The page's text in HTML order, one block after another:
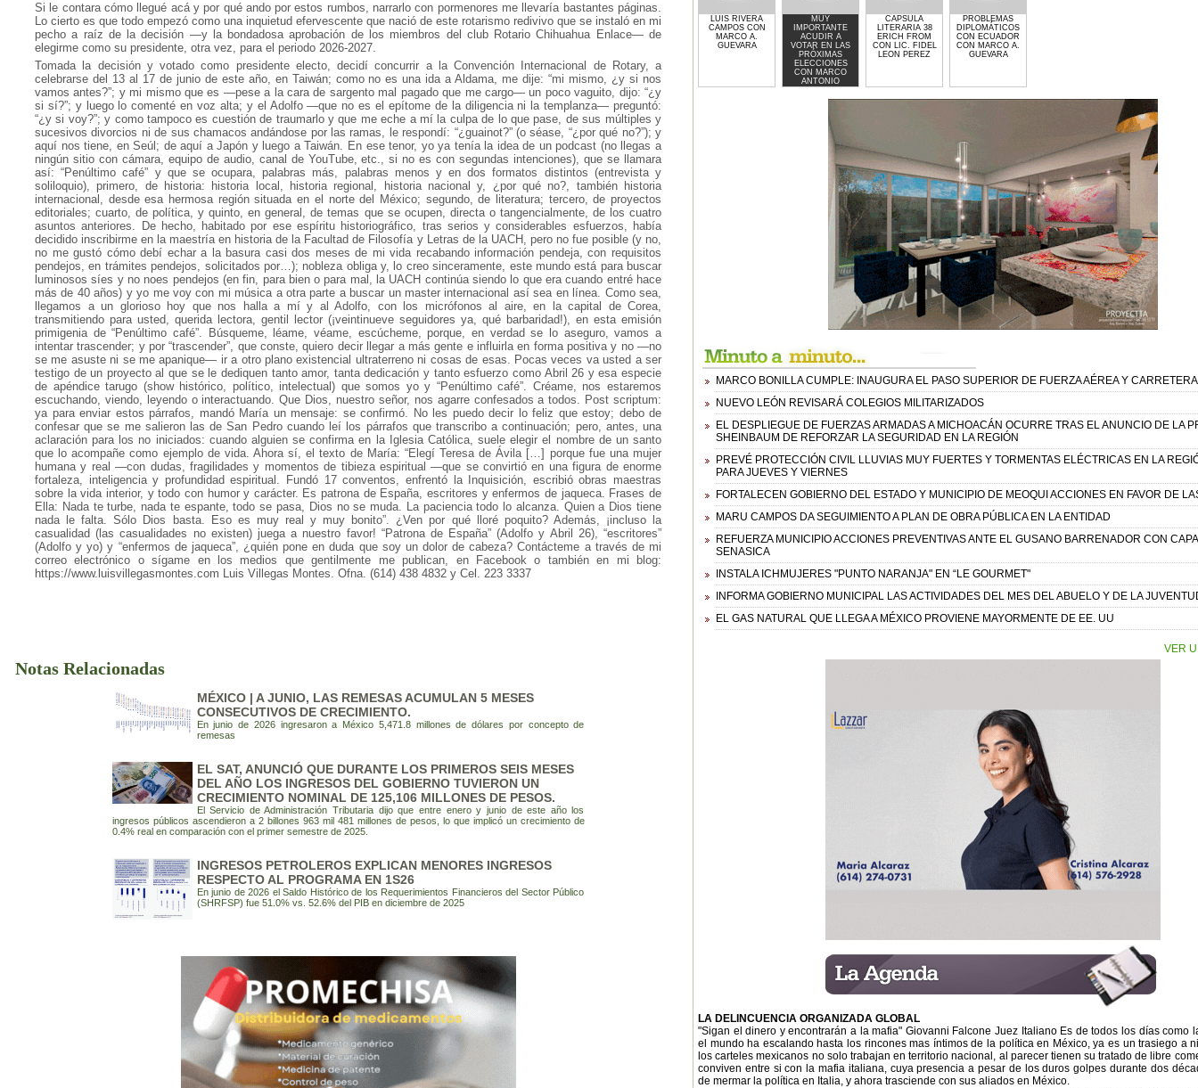
Si le contara cómo llegué acá y por qué ando por estos rumbos, narrarlo con pormenores me llevaría bastantes páginas.
Lo cierto es que todo empezó como una inquietud efervescente que nació de este rotarismo redivivo que se instaló en mi
pecho a raíz de la decisión —y la bondadosa aprobación de los miembros del club Rotario Chihuahua Enlace— de
elegirme como su presidente, otra vez, para el periodo 2026-2027.
Tomada la decisión y votado como presidente electo, decidí concurrir a la Convención Internacional de Rotary, a
celebrarse del 13 al 17 de junio de este año, en Taiwán; como no es una ida a Aldama, me dije: “mi mismo, ¿y si nos
vamos antes?”; y mi mismo que es —pese a la cara de sargento mal pagado que me cargo— un poco vaguito, dijo: “¿y
si sí?”; y luego lo comenté en voz alta; y el Adolfo —que no es el epítome de la diligencia ni la templanza— preguntó:
“¿y si voy?”; y como tampoco es cuestión de traumarlo y que me eche a mí la culpa de lo que pase, de sus múltiples y
sucesivos divorcios ni de sus chamacos andándose por las ramas, le respondí: “¿guainot?” (o séase, “¿por qué no?”); y
aquí nos tiene, en Seúl; de aquí a Japón y luego a Taiwán. En ese tenor, yo ya tenía la idea de un podcast (no llegas a
ningún sitio con cámara, equipo de audio, canal de YouTube, etc., si no es con segundas intenciones), que se llamara
así: “Penúltimo café” y que se ocupara, palabras más, palabras menos y en dos formatos distintos (entrevista y
soliloquio), primero, de historia: historia local, historia regional, historia nacional y, ¿por qué no?, también historia
internacional, desde esa hermosa región situada en el norte del México; segundo, de literatura; tercero, de proyectos
editoriales; cuarto, de política, y quinto, en general, de temas que se ocupen, directa o tangencialmente, de los cuatro
asuntos anteriores. De hecho, habitado por ese espíritu historiográfico, tras serios y considerables esfuerzos, había
decidido inscribirme en la maestría en historia de la Facultad de Filosofía y Letras de la UACH, pero no fue posible (y no,
no me gustó cómo debí echar a la basura casi dos meses de mi vida recabando información pendeja, con requisitos
pendejos, en trámites pendejos, solicitados por…); nobleza obliga y, lo creo sinceramente, este mundo está para buscar
luminosos síes y no noes pendejos (en fin, para bien o para mal, la UACH continúa siendo lo que era cuando entré hace
más de 40 años) y yo me voy con mi música a otra parte a buscar un master internacional así sea en línea. Como sea,
llegamos a un glorioso hoy que nos halla a mí y al Adolfo, con los micrófonos al aire, en la capital de Corea,
transmitiendo para usted, querida lectora, gentil lector (¡veintinueve seguidores ya, qué barbaridad!), en esta emisión
primigenia de “Penúltimo café”. Búsqueme, léame, véame, escúcheme, porque, en verdad se lo aseguro, vamos a
intentar trascender; y por “trascender”, que conste, quiero decir llegar a más gente e influirla en forma positiva y no —no
se me asuste ni se me apanique— ir a otro plano existencial ultraterreno ni cosas de esas. Pocas veces va usted a ser
testigo de un proyecto al que se le dediquen tanto amor, tanta dedicación y tanto esfuerzo como Abril 26 y esa especie
de apéndice tarugo (show histórico, político, intelectual) que somos yo y “Penúltimo café”. Créame, nos estaremos
escuchando, viendo, leyendo o interactuando. Que Dios, nuestro señor, nos agarre confesados a todos. Post scriptum:
ya para enviar estos párrafos, mandó María un mensaje: se confirmó. No les puedo decir lo feliz que estoy; debo de
confesar que se me salieron las de San Pedro cuando leí los párrafos que transcribo a continuación; pero, antes, una
aclaración para los no iniciados: cuando alguien se confirma en la Iglesia Católica, suele elegir el nombre de un santo
que lo acompañe como ejemplo de vida. Ahora sí, el texto de María: “Elegí Teresa de Ávila […] porque fue una mujer
humana y real —con dudas, fragilidades y momentos de tibieza espiritual —que se convirtió en una figura de enorme
fortaleza, inteligencia y profundidad espiritual. Fundó 17 conventos, enfrentó la Inquisición, escribió obras maestras
sobre la vida interior, y todo con humor y carácter. Es patrona de España, escritores y enfermos de jaqueca. Frases de
Ella: Nada te turbe, nada te espante, todo se pasa, Dios no se muda. La paciencia todo lo alcanza. Quien a Dios tiene
nada le falta. Sólo Dios basta. Eso es muy real y muy bonito”. ¿Ven por qué lloré poquito? Además, ¡incluso la
casualidad (las casualidades no existen) juega a nuestro favor! “Patrona de España” (Adolfo y Abril 26), “escritores”
(Adolfo y yo) y “enfermos de jaqueca”, ¿quién pone en duda que soy un dolor de cabeza? Contácteme a través de mi
correo electrónico o sígame en los medios que gentilmente me publican, en Facebook o también en mi blog:
https://www.luisvillegasmontes.com Luis Villegas Montes. Ofna. (614) 438 4832 y Cel. 223 3337
Notas Relacionadas
MÉXICO | A JUNIO, LAS REMESAS ACUMULAN 5 MESES
CONSECUTIVOS DE CRECIMIENTO.
En junio de 2026 ingresaron a México 5,471.8 millones de dólares por concepto de
remesas
EL SAT, ANUNCIÓ QUE DURANTE LOS PRIMEROS SEIS MESES
DEL AÑO LOS INGRESOS DEL GOBIERNO TUVIERON UN
CRECIMIENTO NOMINAL DE 125,106 MILLONES DE PESOS.
El Servicio de Administración Tributaria dijo que entre enero y junio de este año los
ingresos públicos ascendieron a 2 billones 963 mil 481 millones de pesos, lo que implicó un crecimiento de
0.4% real en comparación con el primer semestre de 2025.
INGRESOS PETROLEROS EXPLICAN MENORES INGRESOS
RESPECTO AL PROGRAMA EN 1S26
En junio de 2026 el Saldo Histórico de los Requerimientos Financieros del Sector Público
(SHRFSP) fue 51.0% vs. 52.6% del PIB en diciembre de 2025
LUIS RIVERA
CAMPOS CON
MARCO A.
GUEVARA
MUY
IMPORTANTE
ACUDIR A
VOTAR EN LAS
PRÓXIMAS
ELECCIONES
CON MARCO
ANTONIO
GUEVARA
CAPSULA
LITERARIA 38
ERICH FROM
CON LIC. FIDEL
LEON PEREZ
PROBLEMAS
DIPLOMÁTICOS
CON ECUADOR
CON MARCO A.
GUEVARA
MARCO BONILLA CUMPLE: INAUGURA EL PASO SUPERIOR DE FUERZA AÉREA Y
NUEVO LEÓN REVISARÁ COLEGIOS MILITARIZADOS
EL DESPLIEGUE DE FUERZAS ARMADAS A MICHOACÁN OCURRE TRAS EL ANUNCIO DE LA
SHEINBAUM DE REFORZAR LA SEGURIDAD EN LA REGIÓN
PREVÉ PROTECCIÓN CIVIL LLUVIAS MUY FUERTES Y TORMENTAS ELÉCTRICAS EN LA
PARA JUEVES Y VIERNES
FORTALECEN GOBIERNO DEL ESTADO Y MUNICIPIO DE MEOQUI ACCIONES EN FAVOR DE
MARU CAMPOS DA SEGUIMIENTO A PLAN DE OBRA PÚBLICA EN LA ENTIDAD
REFUERZA MUNICIPIO ACCIONES PREVENTIVAS ANTE EL GUSANO BARRENADOR CON
SENASICA
INSTALA ICHMUJERES "PUNTO NARANJA" EN “LE GOURMET"
INFORMA GOBIERNO MUNICIPAL LAS ACTIVIDADES DEL MES DEL ABUELO Y DE LA
EL GAS NATURAL QUE LLEGA A MÉXICO PROVIENE MAYORMENTE DE EE. UU
VER
LA DELINCUENCIA ORGANIZADA GLOBAL
"Sigan el dinero y encontrarán a la mafia" Giovanni Falcone Juez Italiano Es de todos los días como
el mundo ha escalando hasta los rincones mas íntimos de la política en México, ya es un trasiego a
los carteles mexicanos no solo trabajan en territorio nacional, al parecer tienen su tratado de libre
conviven entre si con la mafia italiana, cuya presencia a pesar de los duros golpes durante dos
de mermar la política en Italia, y ahora trasciende con sus aliados en México.